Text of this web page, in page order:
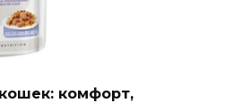
комфорт,